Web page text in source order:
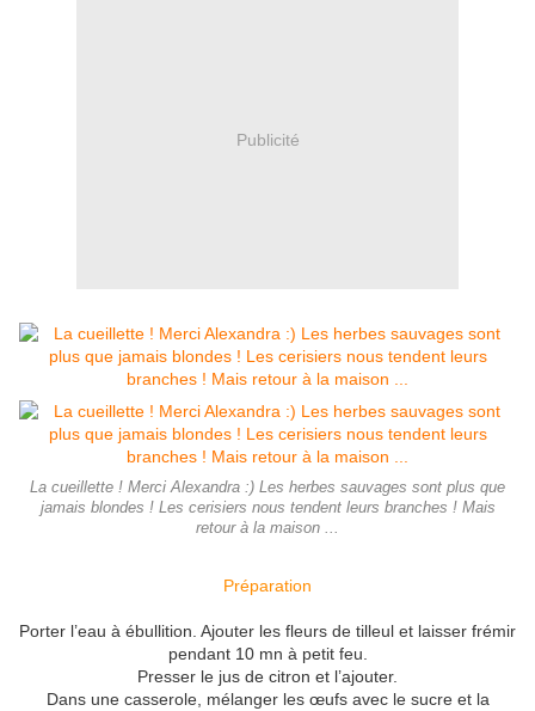
Publicité
La cueillette ! Merci Alexandra :) Les herbes sauvages sont plus que
jamais blondes ! Les cerisiers nous tendent leurs branches ! Mais
retour à la maison ...
Préparation
Porter l’eau à ébullition. Ajouter les fleurs de tilleul et laisser frémir
pendant 10 mn à petit feu.
Presser le jus de citron et l’ajouter.
Dans une casserole, mélanger les œufs avec le sucre et la